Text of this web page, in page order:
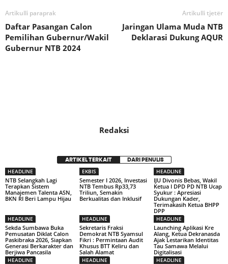
Artikulli paraprak
Daftar Pasangan Calon
Pemilihan Gubernur/Wakil
Gubernur NTB 2024
Artikulli tjetër
Jaringan Ulama Muda NTB
Deklarasi Dukung AQUR
Redaksi
ARTIKEL TERKAIT DARI PENULIS
HEADLINE
NTB Selangkah Lagi
Terapkan Sistem
Manajemen Talenta ASN,
BKN RI Beri Lampu Hijau
EKBIS
Semester I 2026, Investasi
NTB Tembus Rp33,73
Triliun, Semakin
Berkualitas dan Inklusif
HEADLINE
IJU Divonis Bebas, Wakil
Ketua I DPD PD NTB Ucap
Syukur : Apresiasi
Dukungan Kader,
Terimakasih Ketua BHPP
DPP
HEADLINE
Sekda Sumbawa Buka
Pemusatan Diklat Calon
Paskibraka 2026, Siapkan
Generasi Berkarakter dan
Berjiwa Pancasila
HEADLINE
Sekretaris Fraksi
Demokrat NTB Syamsul
Fikri : Permintaan Audit
Khusus BTT Keliru dan
Salah Alamat
HEADLINE
Launching Aplikasi Kre
Alang, Ketua Dekranasda
Ajak Lestarikan Identitas
Tau Samawa Melalui
Digitalisasi
HEADLINE HEADLINE HEADLINE